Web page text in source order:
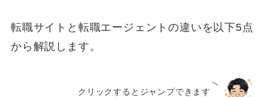
転職サイトと転職エージェントの違いを以下5点
から解説します。
クリックするとジャンプできます